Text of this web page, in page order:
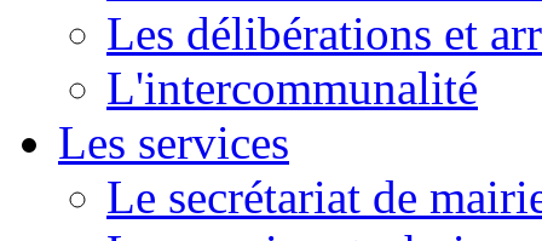
Les délibérations et
L'intercommunalité
Les services
Le secrétariat de